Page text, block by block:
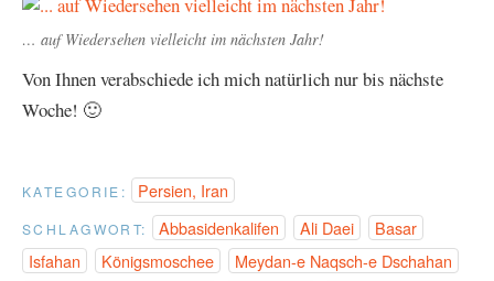
… auf Wiedersehen vielleicht im nächsten Jahr!
Von Ihnen verabschiede ich mich natürlich nur bis nächste
Woche! 🙂
KATEGORIE: Persien, Iran
SCHLAGWORT: Abbasidenkalifen Ali Daei
Basar
Isfahan
Königsmoschee
Meydan-e Naqsch-e Dschahan